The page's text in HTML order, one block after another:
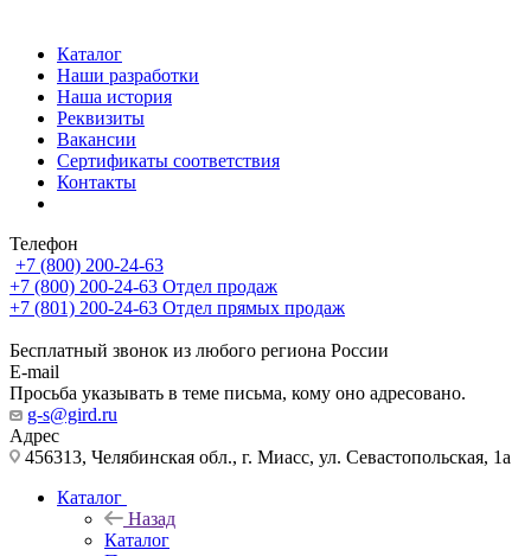
Каталог
Наши разработки
Наша история
Реквизиты
Вакансии
Сертификаты соответствия
Контакты
Телефон
+7 (800) 200-24-63
+7 (800) 200-24-63 Отдел продаж
+7 (801) 200-24-63 Отдел прямых продаж
Бесплатный звонок из любого региона России
E-mail
Просьба указывать в теме письма, кому оно адресовано.
g-s@gird.ru
Адрес
456313, Челябинская обл., г. Миасс, ул. Севастопольская, 1а
Каталог
Назад
Каталог